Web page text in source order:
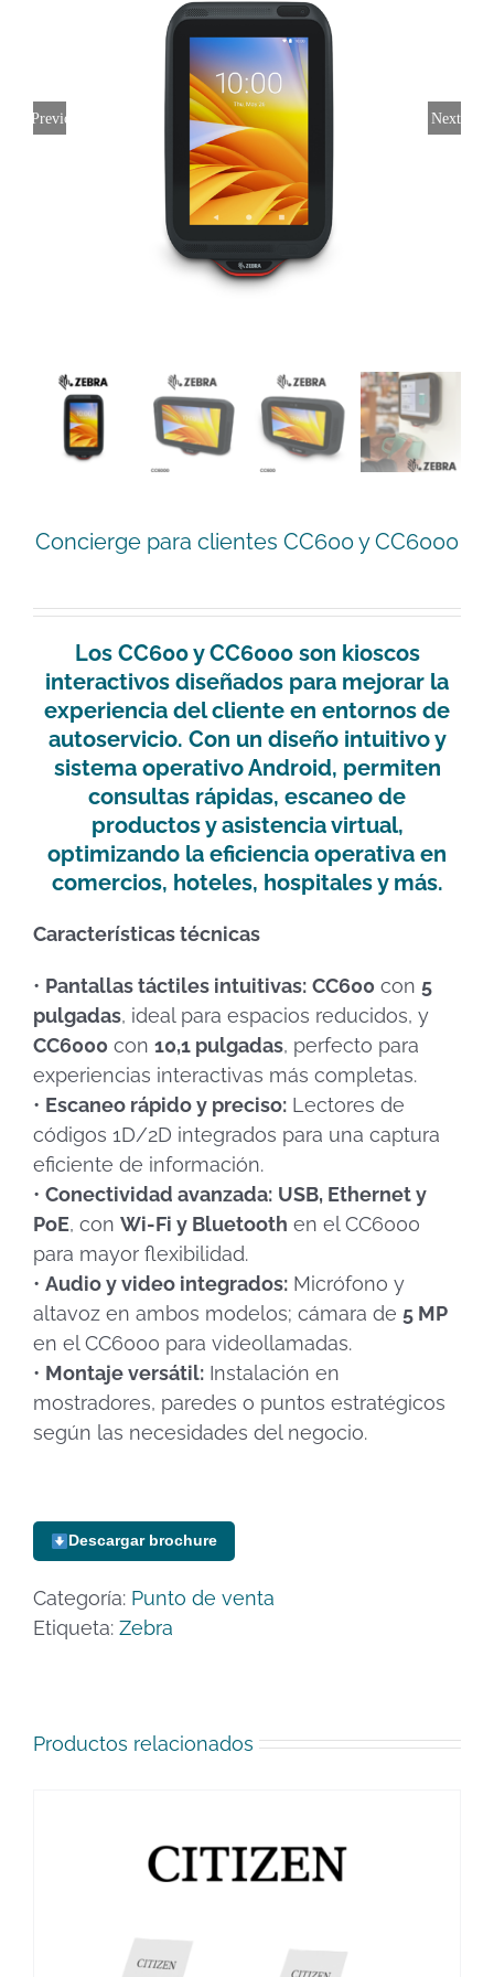
Previous Next
Concierge para clientes CC600 y CC6000
Los CC600yCC6000son kioscos
interactivos diseñados para mejorar la
experiencia del cliente en entornos de
autoservicio. Con un diseño intuitivo y
sistema operativo Android, permiten
consultas rápidas, escaneo de
productos y asistencia virtual,
optimizando la eficiencia operativa en
comercios, hoteles, hospitales y más.
Características técnicas
• Pantallas táctiles intuitivas: CC600 con 5
pulgadas, ideal para espacios reducidos, y
CC6000 con 10,1 pulgadas, perfecto para
experiencias interactivas más completas.
• Escaneo rápido y preciso: Lectores de
códigos 1D/2D integrados para una captura
eficiente de información.
• Conectividad avanzada: USB, Ethernet y
PoE, con Wi-Fi y Bluetooth en el CC6000
para mayor flexibilidad.
• Audio y video integrados: Micrófono y
altavoz en ambos modelos; cámara de 5 MP
en el CC6000 para videollamadas.
• Montaje versátil: Instalación en
mostradores, paredes o puntos estratégicos
según las necesidades del negocio.
Descargar brochure
Categoría: Punto de venta
Etiqueta: Zebra
Productos relacionados